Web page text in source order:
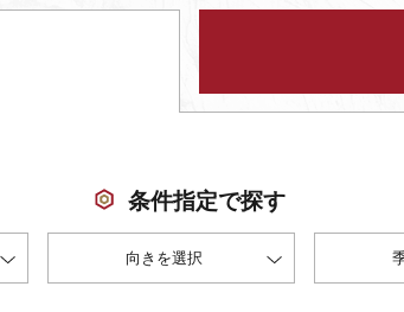
条件指定で探す
向きを選択